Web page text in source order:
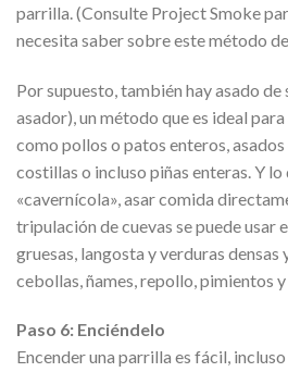
parrilla. (Consulte Project Smoke
necesita saber sobre este método
Por supuesto, también hay asado de
asador), un método que es ideal
como pollos o patos enteros, asados
costillas o incluso piñas enteras. Y
«cavernícola», asar comida
tripulación de cuevas se puede usar
gruesas, langosta y verduras densas
cebollas, ñames, repollo, pimientos y
Paso 6: Enciéndelo
Encender una parrilla es fácil,